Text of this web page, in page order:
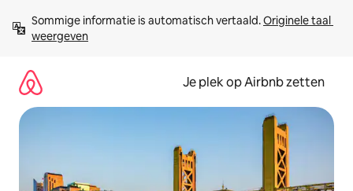
direct
naar
Sommige informatie is automatisch vertaald. Originele taal
weergeven
Je plek op Airbnb zetten